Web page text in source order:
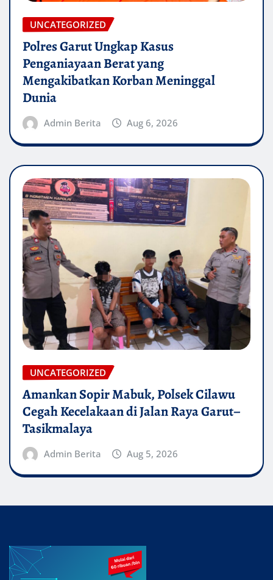
UNCATEGORIZED
Polres Garut Ungkap Kasus
Penganiayaan Berat yang
Mengakibatkan Korban Meninggal
Dunia
Admin Berita Aug 6, 2026
UNCATEGORIZED
Amankan Sopir Mabuk, Polsek Cilawu
Cegah Kecelakaan di Jalan Raya Garut–
Tasikmalaya
Admin Berita Aug 5, 2026